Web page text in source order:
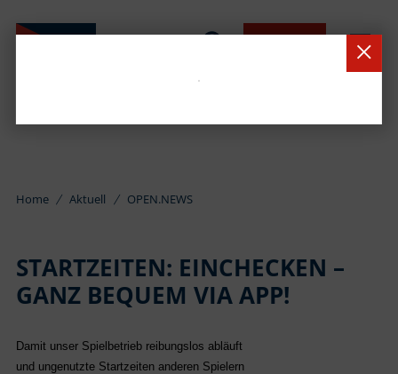
Home Aktuell OPEN.NEWS
STARTZEITEN: EINCHECKEN –
GANZ BEQUEM VIA APP!
Damit unser Spielbetrieb reibungslos abläuft
und ungenutzte Startzeiten anderen Spielern